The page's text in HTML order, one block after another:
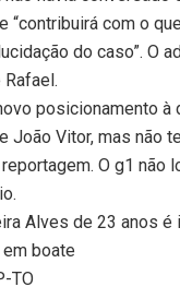
“contribuirá com o
do caso”. O
posicionamento
João Vitor, mas não
O g1 não
Alves de 23 anos é
boate
TO